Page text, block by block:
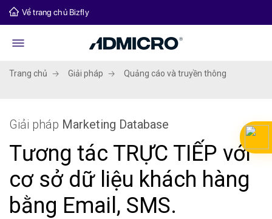
Về trang chủ Bizfly
Trang chủ Giải pháp Quảng cáo và truyền thông
Giải pháp Marketing Database
Tương tác TRỰC TIẾP với
cơ sở dữ liệu khách hàng
bằng Email, SMS.